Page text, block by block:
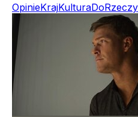
OpinieKrajKultura